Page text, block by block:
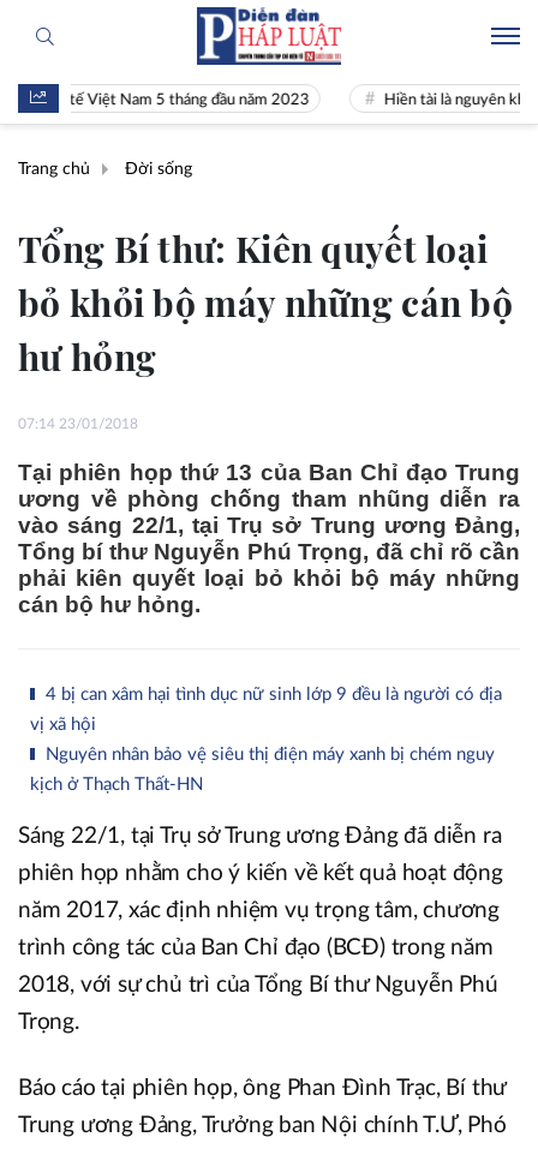
tế Việt Nam 5 tháng đầu năm 2023 Hiền tài là nguyên khí Quốc gia
Trang chủ Đời sống
Tổng Bí thư: Kiên quyết loại
bỏ khỏi bộ máy những cán bộ
hư hỏng
07:14 23/01/2018
Tại phiên họp thứ 13 của Ban Chỉ đạo Trung
ương về phòng chống tham nhũng diễn ra
vào sáng 22/1, tại Trụ sở Trung ương Đảng,
Tổng bí thư Nguyễn Phú Trọng, đã chỉ rõ cần
phải kiên quyết loại bỏ khỏi bộ máy những
cán bộ hư hỏng.
4 bị can xâm hại tình dục nữ sinh lớp 9 đều là người có địa
vị xã hội
Nguyên nhân bảo vệ siêu thị điện máy xanh bị chém nguy
kịch ở Thạch Thất-HN
Sáng 22/1, tại Trụ sở Trung ương Đảng đã diễn ra
phiên họp nhằm cho ý kiến về kết quả hoạt động
năm 2017, xác định nhiệm vụ trọng tâm, chương
trình công tác của Ban Chỉ đạo (BCĐ) trong năm
2018, với sự chủ trì của Tổng Bí thư Nguyễn Phú
Trọng.
Báo cáo tại phiên họp, ông Phan Đình Trạc, Bí thư
Trung ương Đảng, Trưởng ban Nội chính T.Ư, Phó